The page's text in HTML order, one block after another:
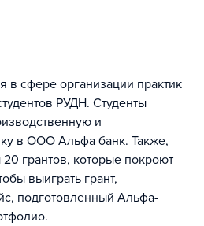
в сфере организации практик
РУДН. Студенты
и
в ООО Альфа банк. Также,
грантов, которые покроют
выиграть грант,
подготовленный Альфа-